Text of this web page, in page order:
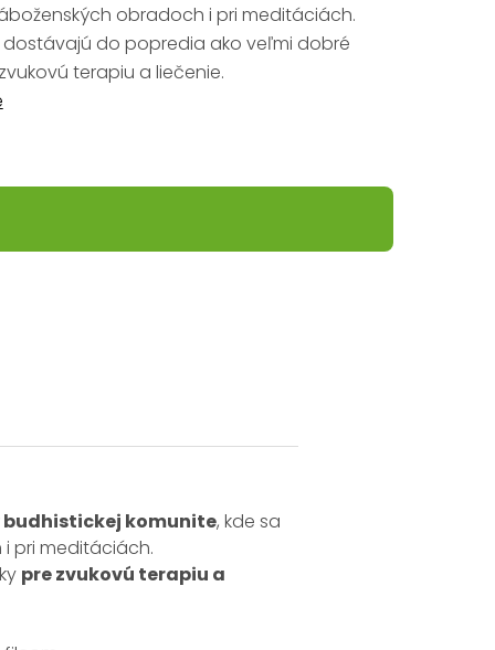
obradoch i pri meditáciách.
do popredia ako veľmi dobré
terapiu a liečenie.
budhistickej komunite, kde sa
pri meditáciách.
pre zvukovú terapiu a